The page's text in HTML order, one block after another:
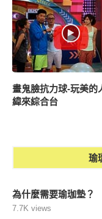
畫鬼臉抗力球-玩美的
緯來綜合台
瑜
為什麼需要瑜珈墊？
7.7K views